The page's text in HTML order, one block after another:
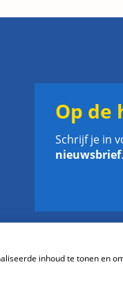
Op de
Schrijf je in
nieuwsbrief.
inhoud te tonen en